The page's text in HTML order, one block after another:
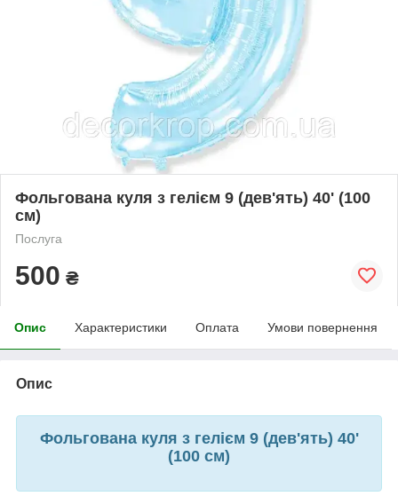
Фольгована куля з гелієм 9 (дев'ять) 40' (100
см)
Послуга
500 ₴
Опис Характеристики Оплата Умови повернення
Опис
Фольгована куля з гелієм 9 (дев'ять) 40'
(100 см)